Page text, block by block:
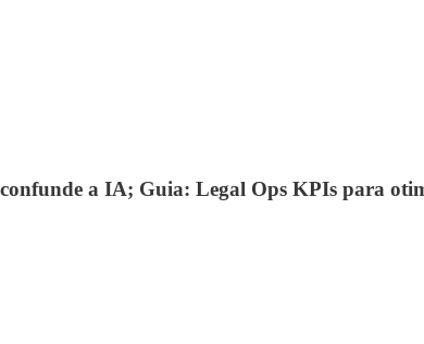
a IA; Guia: Legal Ops KPIs para